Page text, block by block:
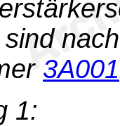
3A001
1: